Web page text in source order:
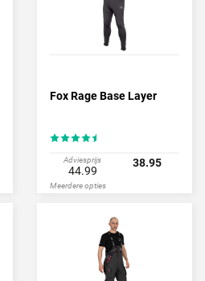
Fox Rage Base Layer
Adviesprijs
44.99
38.95
Meerdere opties